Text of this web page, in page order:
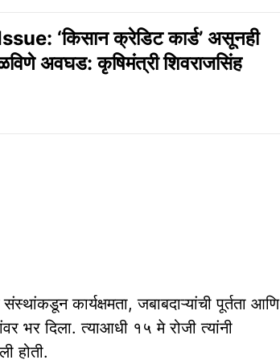
‘किसान क्रेडिट कार्ड’ असूनही
अवघड: कृषिमंत्री शिवराजसिंह
कार्यक्षमता, जबाबदाऱ्यांची पूर्तता आणि
भर दिला. त्याआधी १५ मे रोजी त्यांनी
होती.